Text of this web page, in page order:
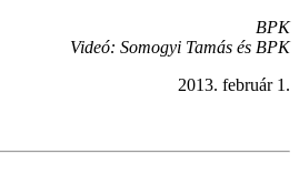
BPK
Videó: Somogyi Tamás és BPK
2013. február 1.